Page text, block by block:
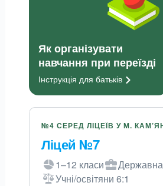
Як організувати
навчання при переїзді
Інструкція длябатьків
№4 СЕРЕД ЛІЦЕЇВ У М.
Ліцей №7
1–12 класи Державна
Учні/освітяни 6:1